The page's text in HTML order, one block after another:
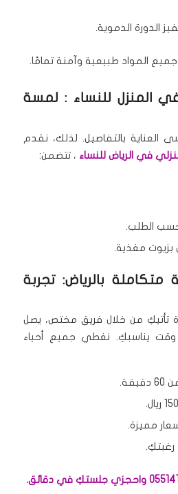
الدورة الدموية.
المواد طبيعية وآمنة تمامًا.
في المنزل للنساء : لمسة
العناية بالتفاصيل. لذلك، نقدم
في الرياض للنساء ، تتضمن:
حسب الطلب.
بزيوت مغذية.
متكاملة بالرياض: تجربة
تأتيكِ من خلال فريق مختص، يصل
يناسبكِ. نغطي جميع أحياء
مميزة.